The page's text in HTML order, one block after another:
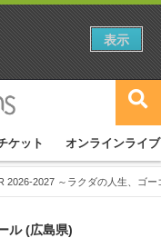
ケット オンラインライブ
2026-2027 ～ラクダの人生、ゴー
ル (広島県)
表示